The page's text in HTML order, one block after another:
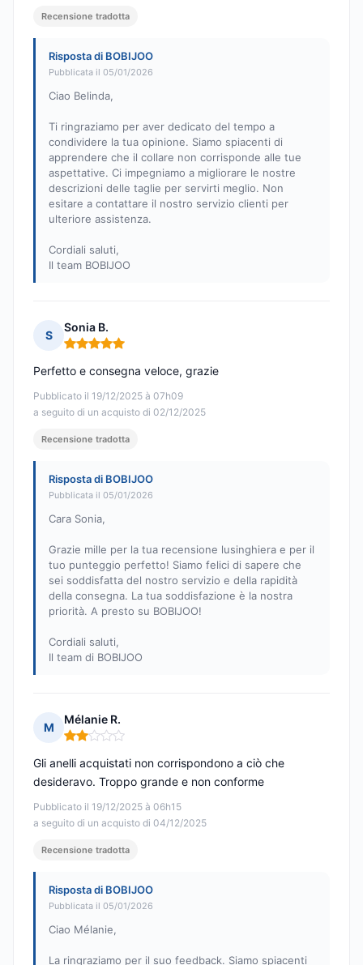
Recensione tradotta
Risposta di BOBIJOO
Pubblicata il 05/01/2026
Ciao Belinda,
Ti ringraziamo per aver dedicato del tempo a
condividere la tua opinione. Siamo spiacenti di
apprendere che il collare non corrisponde alle tue
aspettative. Ci impegniamo a migliorare le nostre
descrizioni delle taglie per servirti meglio. Non
esitare a contattare il nostro servizio clienti per
ulteriore assistenza.
Cordiali saluti,
Il team BOBIJOO
S
Sonia B.
Nota: 5 su 5
Pubblicato il 19/12/2025 à 07h09
a seguito di un acquisto di 02/12/2025
Perfetto e consegna veloce, grazie
Recensione tradotta
Risposta di BOBIJOO
Pubblicata il 05/01/2026
Cara Sonia,
Grazie mille per la tua recensione lusinghiera e per il
tuo punteggio perfetto! Siamo felici di sapere che
sei soddisfatta del nostro servizio e della rapidità
della consegna. La tua soddisfazione è la nostra
priorità. A presto su BOBIJOO!
Cordiali saluti,
Il team di BOBIJOO
M
Mélanie R.
Nota: 2 su 5
Pubblicato il 19/12/2025 à 06h15
a seguito di un acquisto di 04/12/2025
Gli anelli acquistati non corrispondono a ciò che
desideravo. Troppo grande e non conforme
Recensione tradotta
Risposta di BOBIJOO
Pubblicata il 05/01/2026
Ciao Mélanie,
La ringraziamo per il suo feedback. Siamo spiacenti